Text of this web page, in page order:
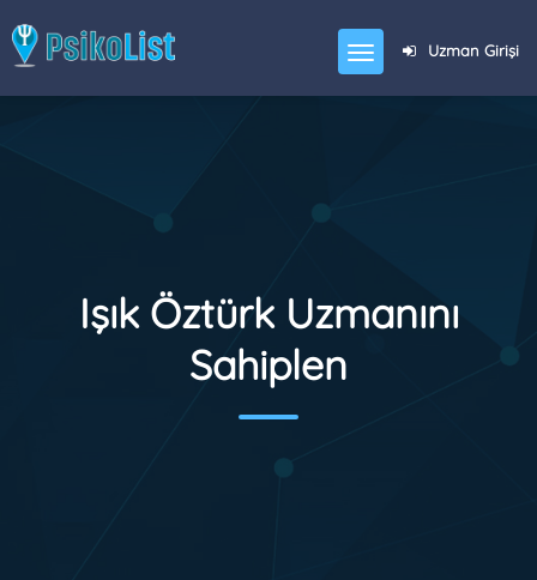
Uzman Girişi
Işık Öztürk Uzmanını
Sahiplen